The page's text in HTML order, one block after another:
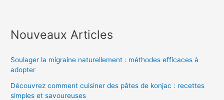
Nouveaux Articles
Soulager la migraine naturellement : méthodes efficaces à
adopter
Découvrez comment cuisiner des pâtes de konjac : recettes
simples et savoureuses